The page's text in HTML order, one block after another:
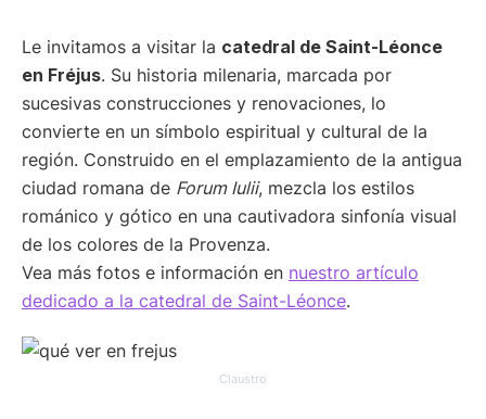
Le invitamos a visitar la catedral de Saint-Léonce
en Fréjus. Su historia milenaria, marcada por
sucesivas construcciones y renovaciones, lo
convierte en un símbolo espiritual y cultural de la
región. Construido en el emplazamiento de la antigua
ciudad romana de Forum Iulii, mezcla los estilos
románico y gótico en una cautivadora sinfonía visual
de los colores de la Provenza.
Vea más fotos e información en nuestro artículo
dedicado a la catedral de Saint-Léonce.
Claustro